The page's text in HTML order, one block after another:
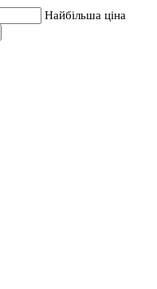
Найбільша ціна